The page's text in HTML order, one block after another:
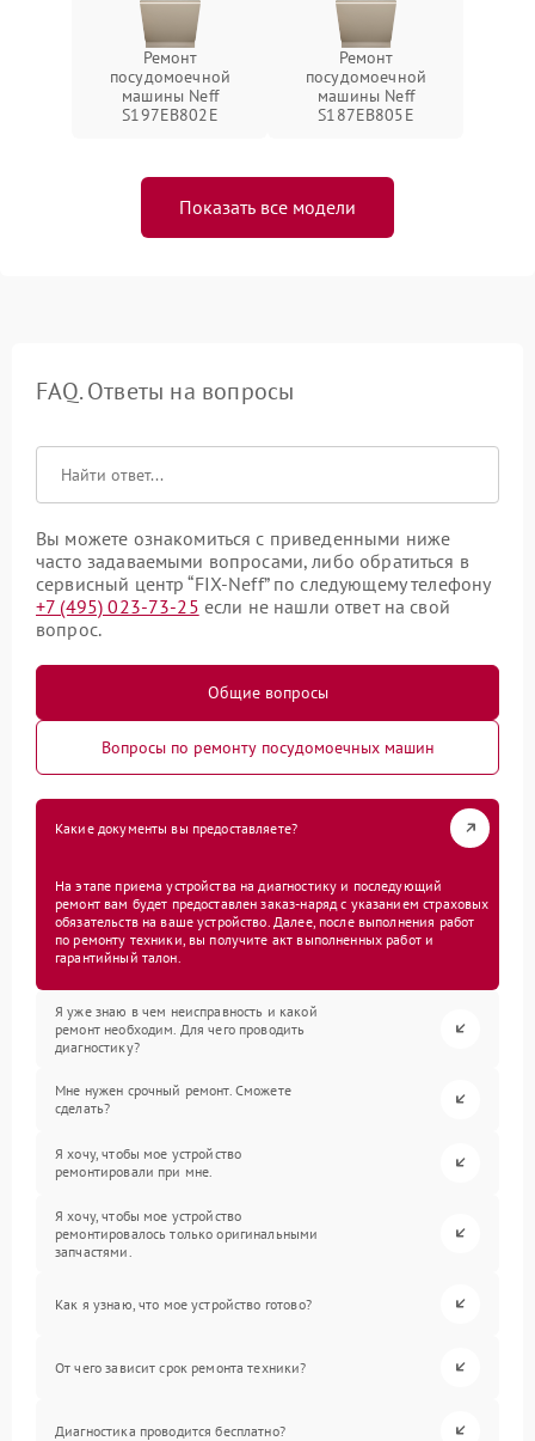
Ремонт
посудомоечной
машины Neff
S197EB802E
Ремонт
посудомоечной
машины Neff
S187EB805E
Показать все модели
FAQ. Ответы на вопросы
Вы можете ознакомиться с приведенными ниже
часто задаваемыми вопросами, либо обратиться в
сервисный центр “FIX-Neff” по следующему телефону
+7 (495) 023-73-25 если не нашли ответ на свой
вопрос.
Общие вопросы
Вопросы по ремонту посудомоечных машин
Какие документы вы предоставляете?
На этапе приема устройства на диагностику и последующий
ремонт вам будет предоставлен заказ-наряд с указанием страховых
обязательств на ваше устройство. Далее, после выполнения работ
по ремонту техники, вы получите акт выполненных работ и
гарантийный талон.
Я уже знаю в чем неисправность и какой
ремонт необходим. Для чего проводить
диагностику?
Мне нужен срочный ремонт. Сможете
сделать?
Я хочу, чтобы мое устройство
ремонтировали при мне.
Я хочу, чтобы мое устройство
ремонтировалось только оригинальными
запчастями.
Как я узнаю, что мое устройство готово?
От чего зависит срок ремонта техники?
Диагностика проводится бесплатно?